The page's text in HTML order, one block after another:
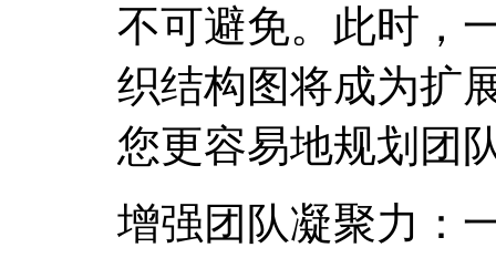
不可避免。此时，
织结构图将成为扩
您更容易地规划团
增强团队凝聚力：